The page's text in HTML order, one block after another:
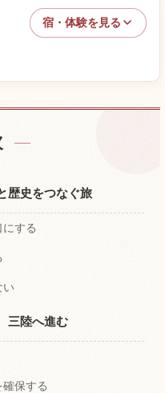
宿・体験を見る
↗
歴史をつなぐ旅
する
い
三陸へ進む
保する